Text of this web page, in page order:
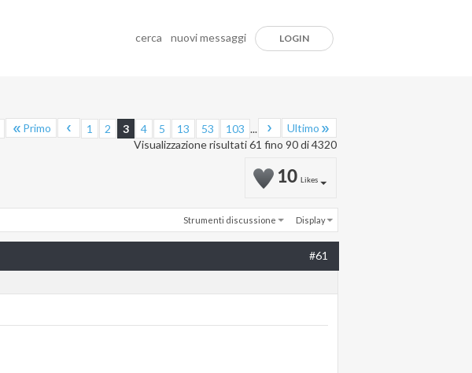
cerca nuovi messaggi LOGIN
Primo 1 2 3 4 5 13 53 103 ...
Ultimo
Visualizzazione risultati 61 fino 90 di 4320
10 Likes
Strumenti discussione Display
#61